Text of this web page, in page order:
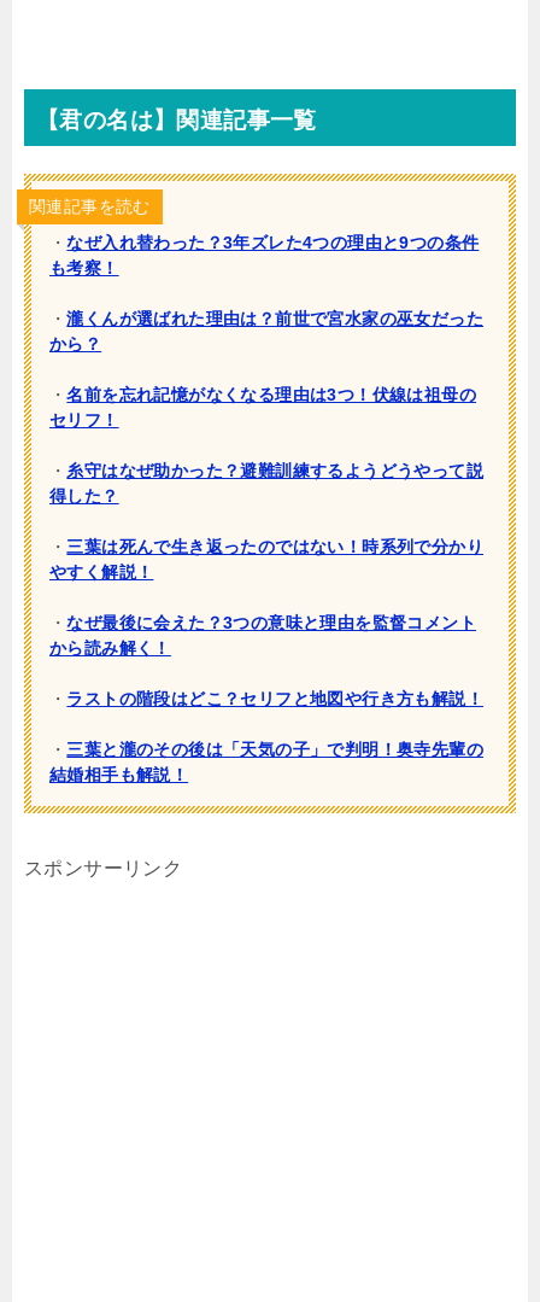
【君の名は】関連記事一覧
関連記事を読む
・なぜ入れ替わった？3年ズレた4つの理由と9つの条件
も考察！
・瀧くんが選ばれた理由は？前世で宮水家の巫女だった
から？
・名前を忘れ記憶がなくなる理由は3つ！伏線は祖母の
セリフ！
・ 糸守はなぜ助かった？避難訓練するようどうやって説
得した？
・ 三葉は死んで生き返ったのではない！時系列で分かり
やすく解説！
・なぜ最後に会えた？3つの意味と理由を監督コメント
から読み解く！
・ ラストの階段はどこ？セリフと地図や行き方も解説！
・ 三葉と瀧のその後は「天気の子」で判明！奥寺先輩の
結婚相手も解説！
スポンサーリンク